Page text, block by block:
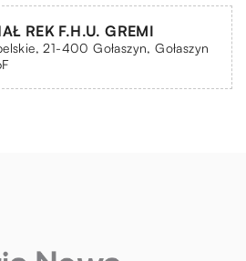
REK F.H.U. GREMI
21-400 Gołaszyn, Gołaszyn